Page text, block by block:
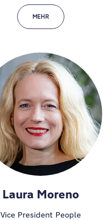
MEHR
Laura Moreno
Vice President People